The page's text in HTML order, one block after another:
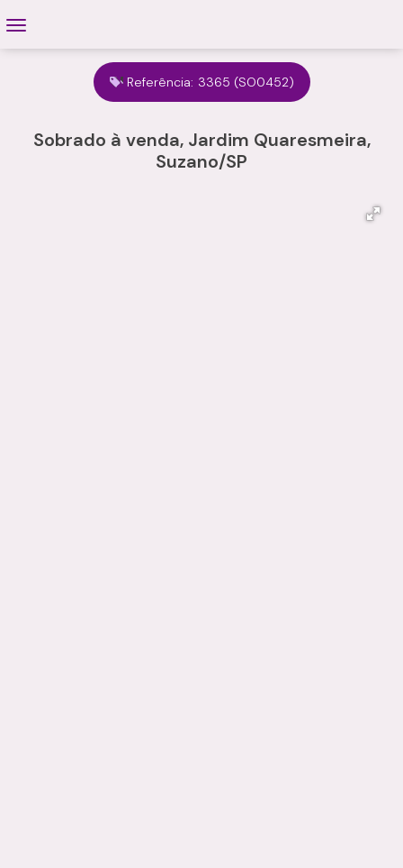
Referência: 3365 (SO0452)
Sobrado à venda, Jardim Quaresmeira,
Suzano/SP